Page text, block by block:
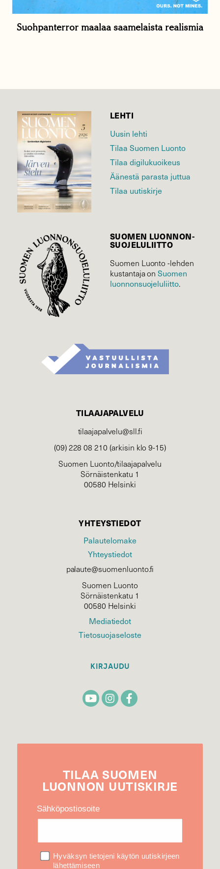
Suohpanterror maalaa saamelaista realismia
LEHTI
Uusin lehti
Tilaa Suomen Luonto
Tilaa digilukuoikeus
Äänestä parasta juttua
Tilaa uutiskirje
SUOMEN LUONNON­
SUOJELU­LIITTO
Suomen Luonto -lehden
kustantaja onSuomen
luonnonsuojelu­liitto.
TILAAJAPALVELU
tilaajapalvelu@sll.fi
(09) 228 08 210 (arkisin klo 9-15)
Suomen Luonto/tilaajapalvelu
Sörnäistenkatu 1
00580 Helsinki
YHTEYSTIEDOT
Palautelomake
Yhteystiedot
palaute@suomenluonto.fi
Suomen Luonto
Sörnäistenkatu 1
00580 Helsinki
Mediatiedot
Tietosuojaseloste
KIRJAUDU
TILAA SUOMEN
LUONNON UUTIS­KIRJE
Sähköpostiosoite
Hyväksyn tietojeni käytön uutiskirjeen
lähettämiseen